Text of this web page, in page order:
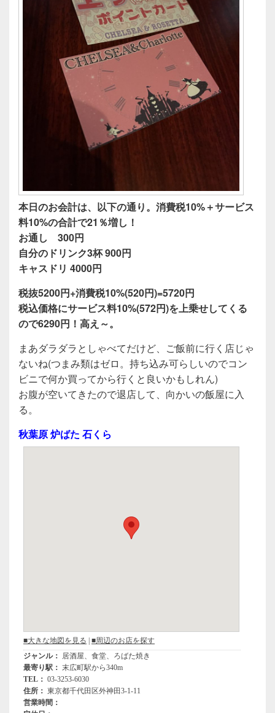
本日のお会計は、以下の通り。消費税10%＋サービス
料10%の合計で21％増し！
お通し 300円
自分のドリンク3杯 900円
キャスドリ 4000円
税抜5200円+消費税10%(520円)=5720円
税込価格にサービス料10%(572円)を上乗せしてくる
ので6290円！高え～。
まあダラダラとしゃべてだけど、ご飯前に行く店じゃ
ないね(つまみ類はゼロ。持ち込み可らしいのでコン
ビニで何か買ってから行くと良いかもしれん)
お腹が空いてきたので退店して、向かいの飯屋に入
る。
秋葉原 炉ばた 石くら